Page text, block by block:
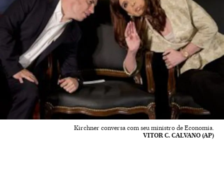
Kirchner conversa com seu ministro de Economia.
VITOR C. CALVANO (AP)